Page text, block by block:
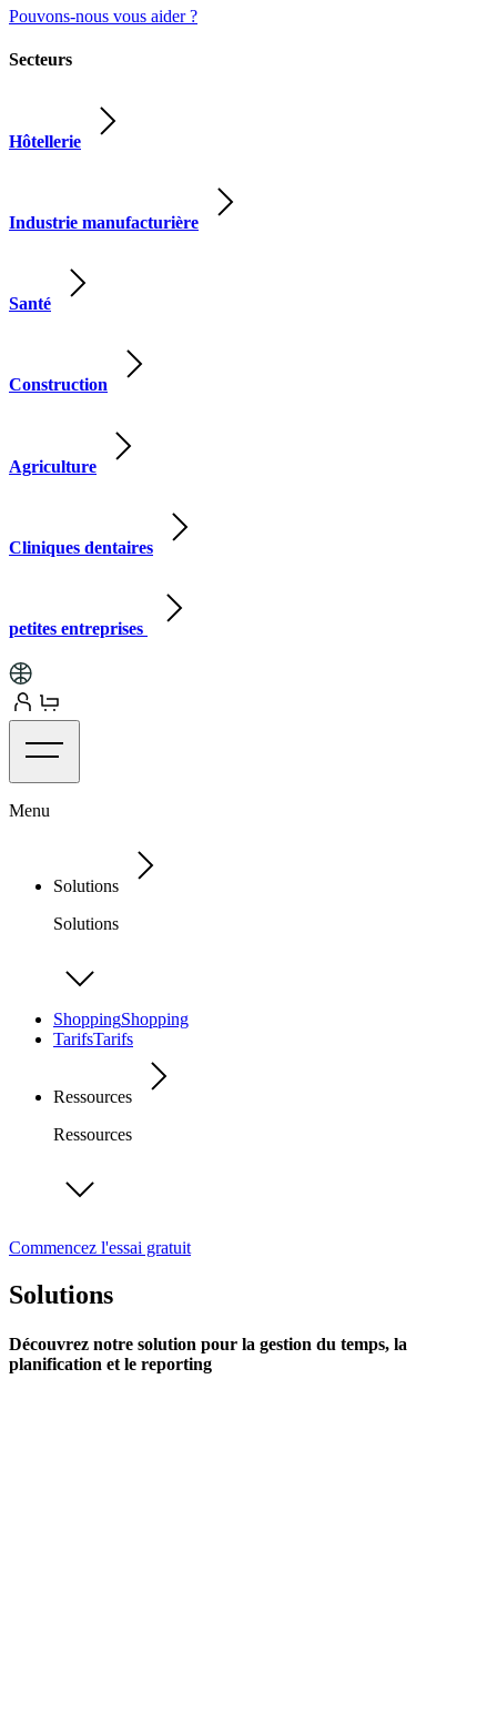
Pouvons-nous vous aider ?
Secteurs
Hôtellerie
Industrie manufacturière
Santé
Construction
Agriculture
Cliniques dentaires
petites entreprises
Menu
Solutions
Solutions
ShoppingShopping
TarifsTarifs
Ressources
Ressources
Commencez l'essai gratuit
Solutions
Découvrez notre solution pour la gestion du temps, la
planification et le reporting